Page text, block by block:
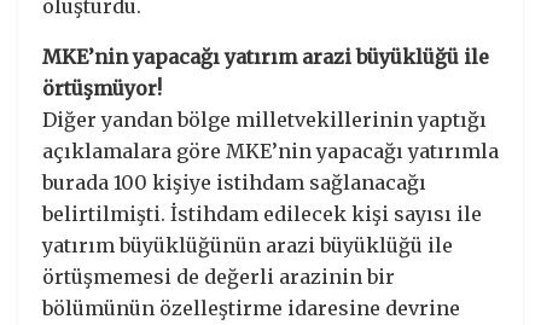
oluşturdu.
MKE’nin yapacağı yatırım arazi büyüklüğü ile
örtüşmüyor!
Diğer yandan bölge milletvekillerinin yaptığı
açıklamalara göre MKE’nin yapacağı yatırımla
burada 100 kişiye istihdam sağlanacağı
belirtilmişti. İstihdam edilecek kişi sayısı ile
yatırım büyüklüğünün arazi büyüklüğü ile
örtüşmemesi de değerli arazinin bir
bölümünün özelleştirme idaresine devrine